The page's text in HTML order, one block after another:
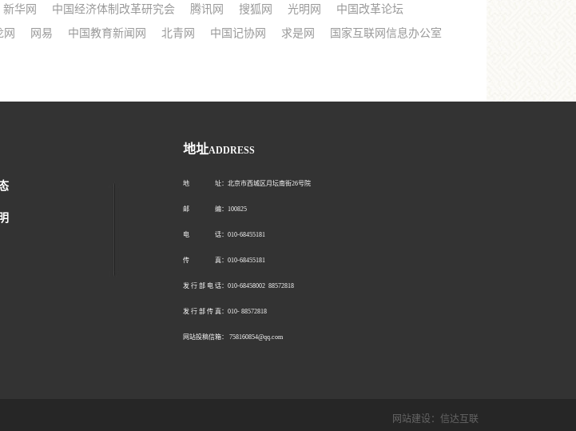
新华网 中国经济体制改革研究会 腾讯网 搜狐网 光明网
中国改革论坛
网 网易 中国教育新闻网 北青网 中国记协网 求是网
国家互联网信息办公室
地址ADDRESS
地 址：北京市西城区月坛南街26号院
邮 编：100825
电 话：010-68455181
传 真：010-68455181
发 行 部 电 话：010-68458002 88572818
发 行 部 传 真：010- 88572818
网站投稿信箱： 758160854@qq.com
网站建设： 信达互联